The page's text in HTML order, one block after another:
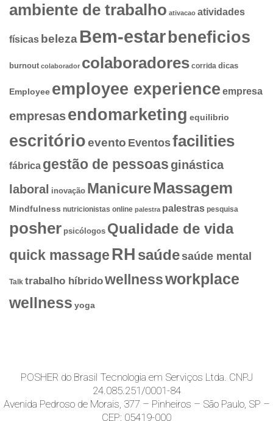
ambiente de trabalho ativacao atividades
físicas beleza Bem-estar beneficios
burnout colaborador colaboradores corrida dicas
Employee employee experience empresa
empresasendomarketing equilibrio
escritórioevento Eventosfacilities
fábrica gestão de pessoasginástica
laboral inovação ManicureMassagem
Mindfulness nutricionistas online palestra palestras pesquisa
posher psicólogos Qualidade de vida
quick massageRH saúdesaúde mental
Talk trabalho híbridowellnessworkplace
wellness yoga
POSHER do Brasil Tecnologia em Serviços Ltda. CNPJ
24.085.251/0001-84
Avenida Pedroso de Morais, 377 – Pinheiros – São Paulo, SP –
CEP: 05419-000